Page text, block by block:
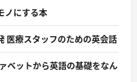
ノにする本
医療スタッフのための英会話
ベットから英語の基礎をなん